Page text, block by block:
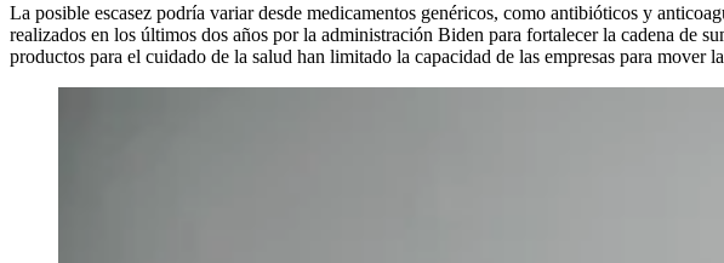
La posible escasez podría variar desde medicamentos genéricos, como antibióticos y
realizados en los últimos dos años por la administración Biden para fortalecer la cadena de
productos para el cuidado de la salud han limitado la capacidad de las empresas para mover